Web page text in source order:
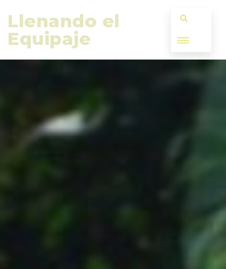
Llenando el
Equipaje